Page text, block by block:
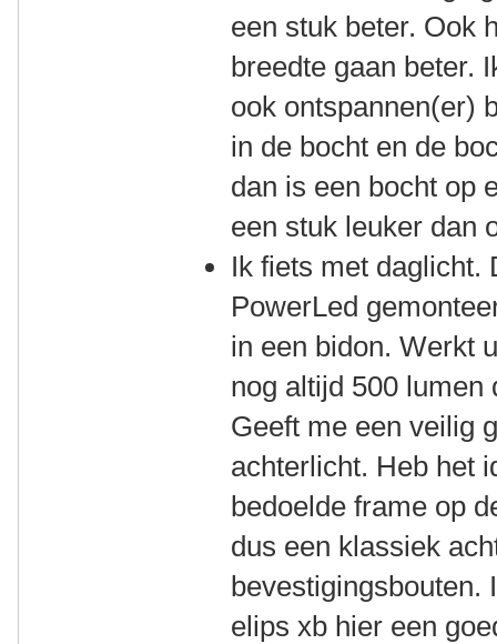
een stuk beter. Ook
breedte gaan beter.
ook ontspannen(er)
in de bocht en de
dan is een bocht op
een stuk leuker dan
Ik fiets met daglicht.
PowerLed
in een bidon. Werkt
nog altijd 500 lumen
Geeft me een veilig
achterlicht. Heb het
bedoelde frame op
dus een klassiek
bevestigingsbouten.
elips xb hier een